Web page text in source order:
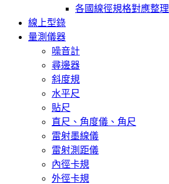
各國線徑規格對應整理
線上型錄
量測儀器
噪音計
尋邊器
斜度規
水平尺
貼尺
直尺、角度儀、角尺
雷射墨線儀
雷射測距儀
內徑卡規
外徑卡規